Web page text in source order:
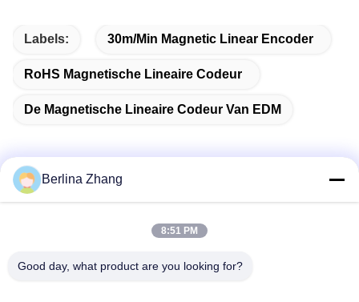
Labels: 30m/Min Magnetic Linear Encoder
RoHS Magnetische Lineaire Codeur
De Magnetische Lineaire Codeur Van EDM
401, No.7, 1st Straat, Streek 3 de Oost-west Weg van
Berlina Zhang
8:51 PM
Good day, what product are you looking for?